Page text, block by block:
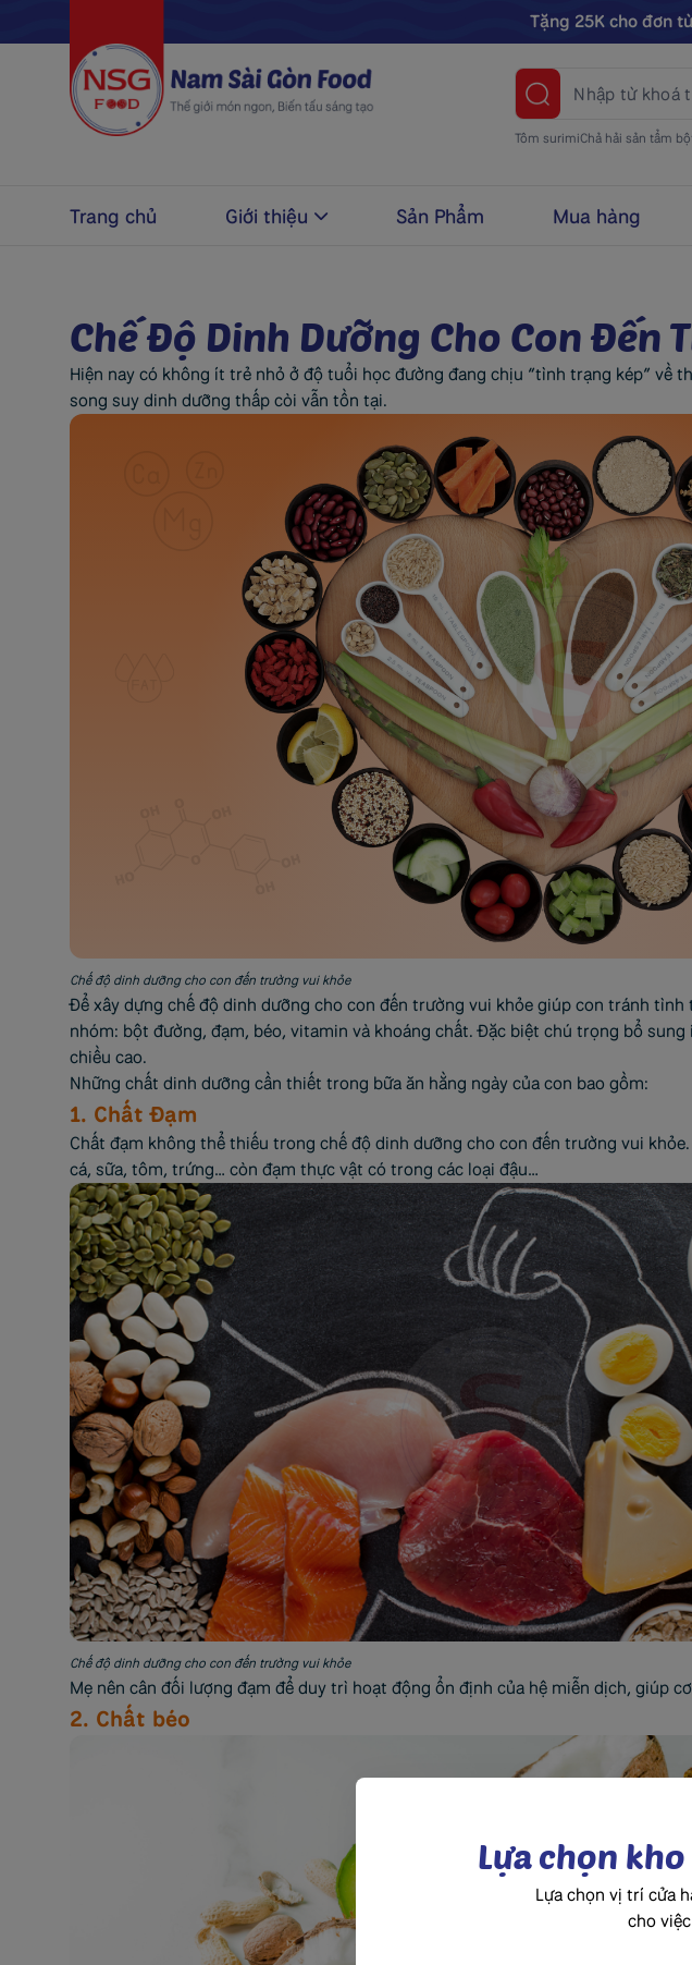
Tặng 25K cho đơn
Tôm surimiChả hải sản tẩm
Trang chủ Giới thiệu Sản Phẩm Mua hàng
Chế Độ Dinh Dưỡng Cho Con Đến
Hiện nay có không ít trẻ nhỏ ở độ tuổi học đường đang chịu “tình trạng kép” về
song suy dinh dưỡng thấp còi vẫn tồn tại.
Chế độ dinh dưỡng cho con đến trường vui khỏe
Để xây dựng chế độ dinh dưỡng cho con đến trường vui khỏe giúp con tránh
nhóm: bột đường, đạm, béo, vitamin và khoáng chất. Đặc biệt chú trọng bổ
chiều cao.
Những chất dinh dưỡng cần thiết trong bữa ăn hằng ngày của con bao gồm:
1. Chất Đạm
Chất đạm không thể thiếu trong chế độ dinh dưỡng cho con đến trường vui
cá, sữa, tôm, trứng… còn đạm thực vật có trong các loại đậu…
Chế độ dinh dưỡng cho con đến trường vui khỏe
Mẹ nên cân đối lượng đạm để duy trì hoạt động ổn định của hệ miễn dịch, giúp
2. Chất béo
Lựa chọn
Lựa chọn vị trí cửa
cho